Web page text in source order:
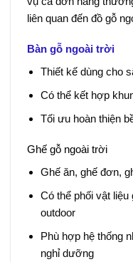
liên quan đến đồ gỗ
Bàn gỗ ngoài trời
Thiết kế dùng cho
Có thể kết hợp
Tối ưu hoàn thiện
Ghế gỗ ngoài trời
Ghế ăn, ghế đơn,
Có thể phối vật
outdoor
Phù hợp hệ thống
nghỉ dưỡng